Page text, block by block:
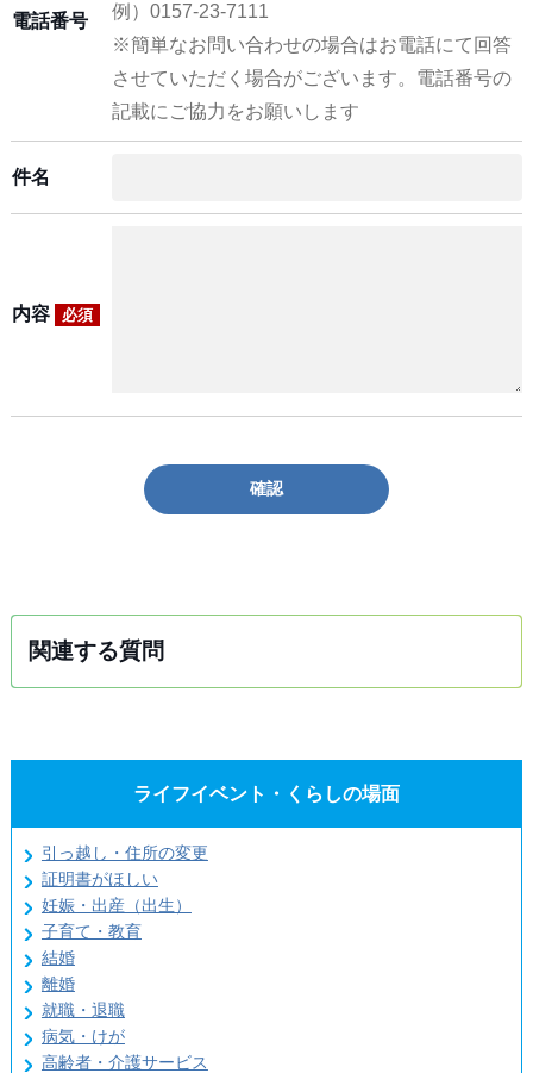
電話番号
例）0157-23-7111
※簡単なお問い合わせの場合はお電話にて回答
させていただく場合がございます。電話番号の
記載にご協力をお願いします
件名
内容 必須
確認
関連する質問
ライフイベント・くらしの場面
引っ越し・住所の変更
証明書がほしい
妊娠・出産（出生）
子育て・教育
結婚
離婚
就職・退職
病気・けが
高齢者・介護サービス